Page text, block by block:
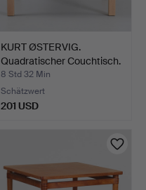
KURT ØSTERVIG.
Quadratischer Couchtisch.
K…
8 Std 32 Min
Schätzwert
201 USD